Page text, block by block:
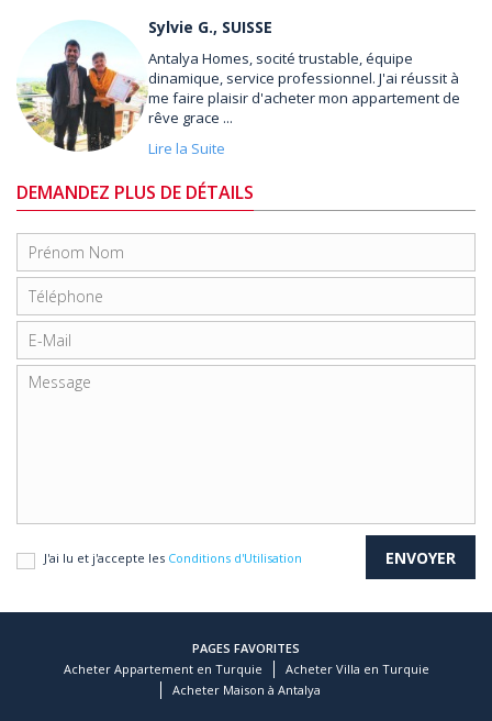
Sylvie G., SUISSE
Antalya Homes, socité trustable, équipe
dinamique, service professionnel. J'ai réussit à
me faire plaisir d'acheter mon appartement de
rêve grace ...
Lire la Suite
DEMANDEZ PLUS DE DÉTAILS
J'ai lu et j'accepte les Conditions d'Utilisation
PAGES FAVORITES
Acheter Appartement en Turquie
Acheter Villa en Turquie
Acheter Maison à Antalya